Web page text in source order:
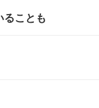
ことも